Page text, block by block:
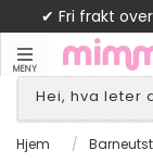
✔ Fri frakt
MENY
Hjem /